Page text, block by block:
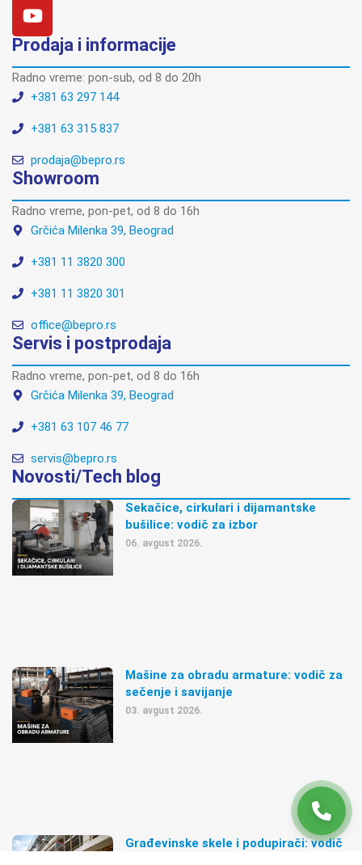
Prodaja i informacije
Radno vreme: pon-sub, od 8 do 20h
+381 63 297 144
+381 63 315 837
prodaja@bepro.rs
Showroom
Radno vreme, pon-pet, od 8 do 16h
Grčića Milenka 39, Beograd
+381 11 3820 300
+381 11 3820 301
office@bepro.rs
Servis i postprodaja
Radno vreme, pon-pet, od 8 do 16h
Grčića Milenka 39, Beograd
+381 63 107 46 77
servis@bepro.rs
Novosti/Tech blog
Sekačice, cirkulari i dijamantske
bušilice: vodič za izbor
06. avgust 2026.
Mašine za obradu armature: vodič za
sečenje i savijanje
03. avgust 2026.
Građevinske skele i podupirači: vodič